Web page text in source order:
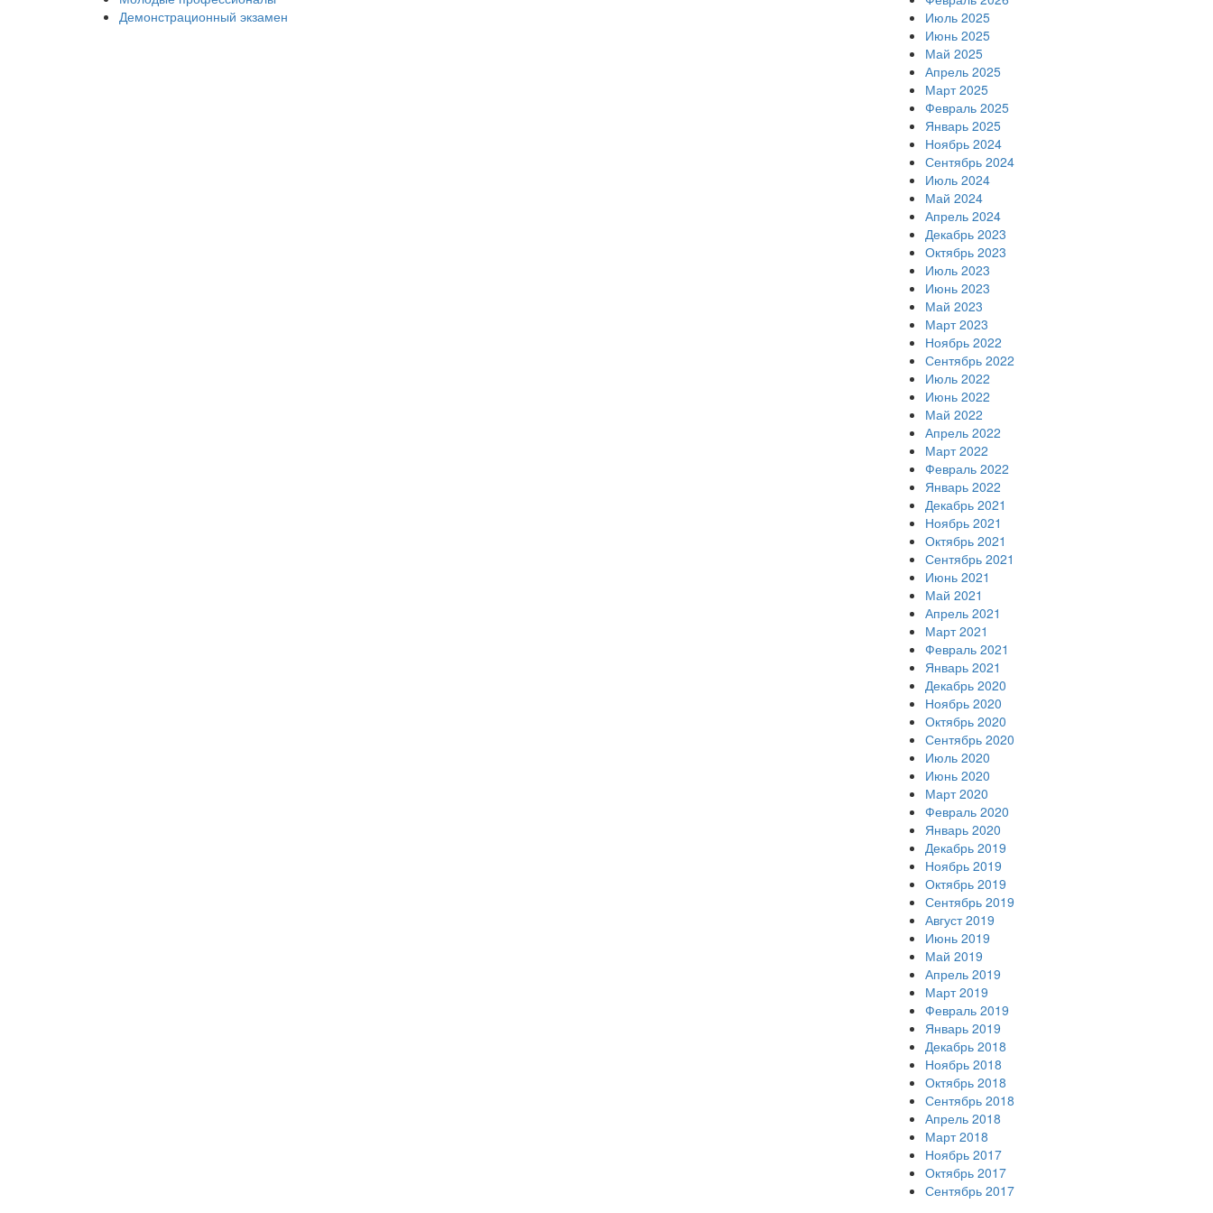
Демонстрационный экзамен
Июль 2025
Июнь 2025
Май 2025
Апрель 2025
Март 2025
Февраль 2025
Январь 2025
Ноябрь 2024
Сентябрь 2024
Июль 2024
Май 2024
Апрель 2024
Декабрь 2023
Октябрь 2023
Июль 2023
Июнь 2023
Май 2023
Март 2023
Ноябрь 2022
Сентябрь 2022
Июль 2022
Июнь 2022
Май 2022
Апрель 2022
Март 2022
Февраль 2022
Январь 2022
Декабрь 2021
Ноябрь 2021
Октябрь 2021
Сентябрь 2021
Июнь 2021
Май 2021
Апрель 2021
Март 2021
Февраль 2021
Январь 2021
Декабрь 2020
Ноябрь 2020
Октябрь 2020
Сентябрь 2020
Июль 2020
Июнь 2020
Март 2020
Февраль 2020
Январь 2020
Декабрь 2019
Ноябрь 2019
Октябрь 2019
Сентябрь 2019
Август 2019
Июнь 2019
Май 2019
Апрель 2019
Март 2019
Февраль 2019
Январь 2019
Декабрь 2018
Ноябрь 2018
Октябрь 2018
Сентябрь 2018
Апрель 2018
Март 2018
Ноябрь 2017
Октябрь 2017
Сентябрь 2017